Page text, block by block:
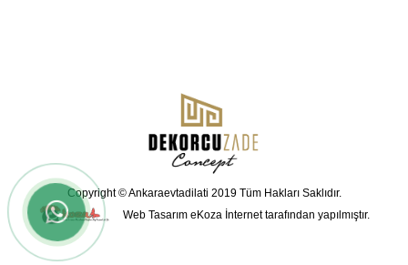
Copyright © Ankaraevtadilati 2019 Tüm Hakları Saklıdır.
Web TasarımeKoza İnternet tarafından yapılmıştır.